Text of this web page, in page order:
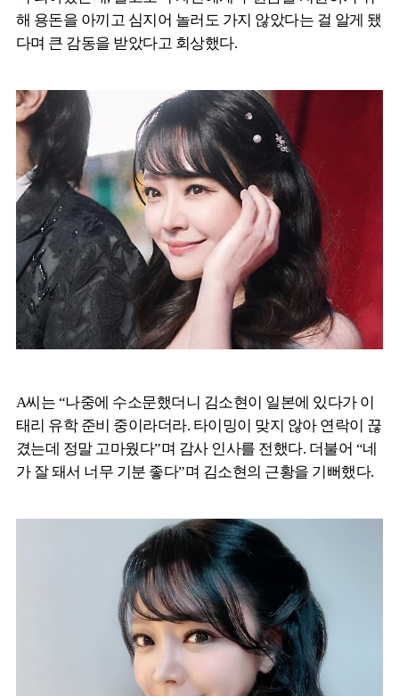
해 용돈을 아끼고 심지어 놀러도 가지 않았다는 걸 알게 됐
다며 큰 감동을 받았다고 회상했다.
A씨는 “나중에 수소문했더니 김소현이 일본에 있다가 이
태리 유학 준비 중이라더라. 타이밍이 맞지 않아 연락이 끊
겼는데 정말 고마웠다”며 감사 인사를 전했다. 더불어 “네
가 잘 돼서 너무 기분 좋다”며 김소현의 근황을 기뻐했다.